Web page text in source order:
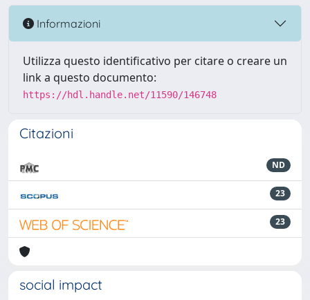
Informazioni
Utilizza questo identificativo per citare o creare un
link a questo documento:
https://hdl.handle.net/11590/146748
Citazioni
ND
23
23
social impact